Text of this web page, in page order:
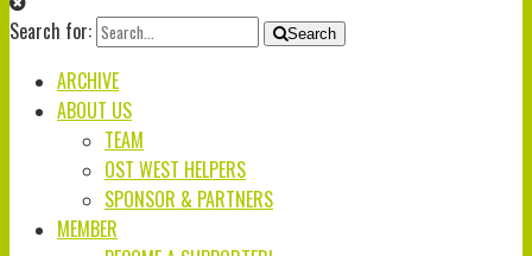
Search for: Search
ARCHIVE
ABOUT US
TEAM
OST WEST HELPERS
SPONSOR & PARTNERS
MEMBER